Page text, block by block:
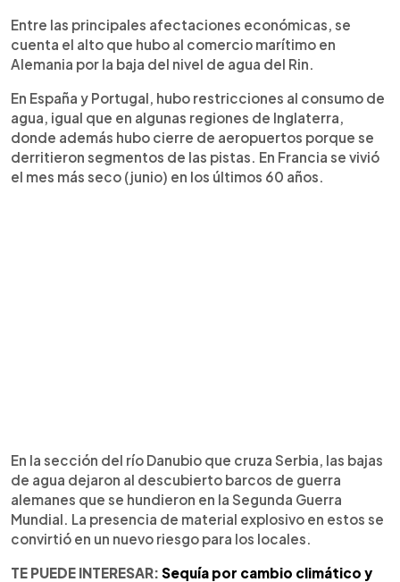
Entre las principales afectaciones económicas, se
cuenta el alto que hubo al comercio marítimo en
Alemania por la baja del nivel de agua del Rin.
En España y Portugal, hubo restricciones al consumo de
agua, igual que en algunas regiones de Inglaterra,
donde además hubo cierre de aeropuertos porque se
derritieron segmentos de las pistas. En Francia se vivió
el mes más seco (junio) en los últimos 60 años.
En la sección del río Danubio que cruza Serbia, las bajas
de agua dejaron al descubierto barcos de guerra
alemanes que se hundieron en la Segunda Guerra
Mundial. La presencia de material explosivo en estos se
convirtió en un nuevo riesgo para los locales.
TE PUEDE INTERESAR: Sequía por cambio climático y